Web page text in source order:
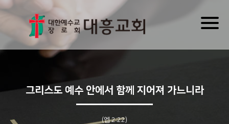
그리스도 예수 안에서 함께 지어져 가느니라
(엡 2:22)